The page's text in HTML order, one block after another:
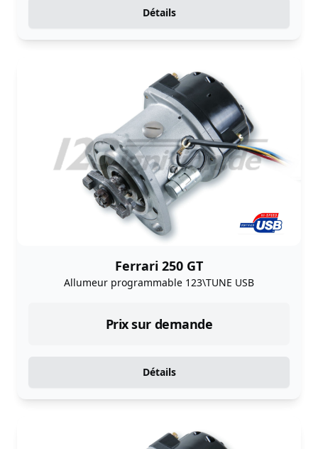
Détails
Ferrari 250 GT
Allumeur programmable 123\TUNE USB
Prix sur demande
Détails